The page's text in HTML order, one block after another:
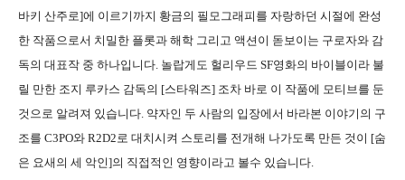
바키 산주로]에 이르기까지 황금의 필모그래피를 자랑하던 시절에 완성
한 작품으로서 치밀한 플롯과 해학 그리고 액션이 돋보이는 구로자와 감
독의 대표작 중 하나입니다. 놀랍게도 헐리우드 SF영화의 바이블이라 불
릴 만한 조지 루카스 감독의 [스타워즈] 조차 바로 이 작품에 모티브를 둔
것으로 알려져 있습니다. 약자인 두 사람의 입장에서 바라본 이야기의 구
조를 C3PO와 R2D2로 대치시켜 스토리를 전개해 나가도록 만든 것이 [숨
은 요새의 세 악인]의 직접적인 영향이라고 볼수 있습니다.